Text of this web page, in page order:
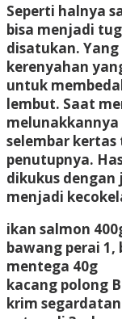
Seperti halnya
bisa menjadi
disatukan.
kerenyahan
untuk
lembut. Saat
melunakkannya
selembar
penutupnya.
dikukus dengan
menjadi
ikan salmon
bawang perai 1,
mentega 40g
kacang polong
krim segar